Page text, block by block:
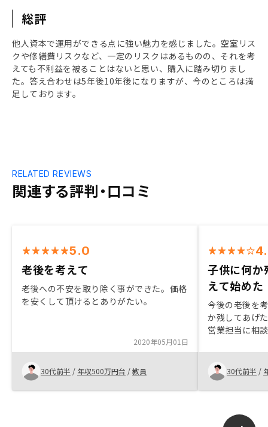
総評
他人資本で運用ができる点に強い魅力を感じました。空室リス
クや修繕費リスクなど、一定のリスクはあるものの、それを考
えても不利益を被ることはないと思い、購入に踏み切りまし
た。答え合わせは5年後10年後になりますが、今のところは満
足しております。
関連する評判・口コミ
RELATED REVIEWS
5.0
老後を考えて
老後への不安を取り除く事ができた。価格
を安くして頂けるとありがたい。
2020年05月01日
30代前半 / 年収500万円台 /教員
子供に何か
えて始めた
今後の老後を
か残してあげ
営業担当に相
資金面での説
す。 30代前半 /